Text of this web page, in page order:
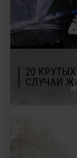
20
СЛУЧАИ